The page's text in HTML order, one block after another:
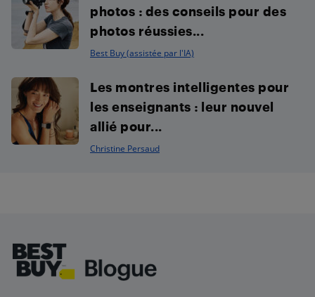
photos : des conseils pour des
photos réussies...
Best Buy (assistée par l'IA)
Les montres intelligentes pour
les enseignants : leur nouvel
allié pour...
Christine Persaud